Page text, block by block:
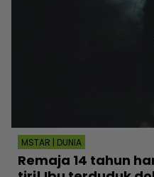
MSTAR | DUNIA
Remaja 14 tahun